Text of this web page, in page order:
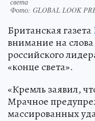
Фото: GLOBAL LOOK
Британская газета
внимание на
российского
«конце света».
«Кремль заявил,
Мрачное
массированных